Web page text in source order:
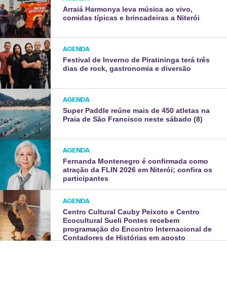
Arraiá Harmonya leva música ao vivo,
comidas típicas e brincadeiras a Niterói
AGENDA
Festival de Inverno de Piratininga terá três
dias de rock, gastronomia e diversão
AGENDA
Super Paddle reúne mais de 450 atletas na
Praia de São Francisco neste sábado (8)
AGENDA
Fernanda Montenegro é confirmada como
atração da FLIN 2026 em Niterói; confira os
participantes
AGENDA
Centro Cultural Cauby Peixoto e Centro
Ecocultural Sueli Pontes recebem
programação do Encontro Internacional de
Contadores de Histórias em agosto